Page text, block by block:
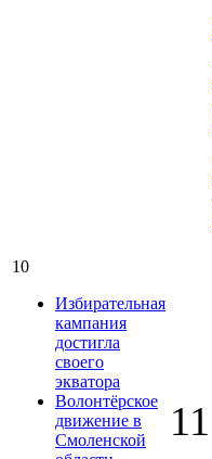
10
Избирательная
кампания
достигла
своего
экватора
Волонтёрское
движение в
Смоленской
11